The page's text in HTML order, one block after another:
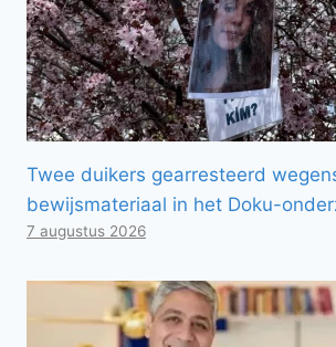
Twee duikers gearresteerd
bewijsmateriaal in het Doku-
7 augustus 2026